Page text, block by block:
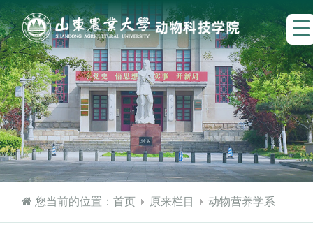
您当前的位置：首页 原来栏目 动物营养学系